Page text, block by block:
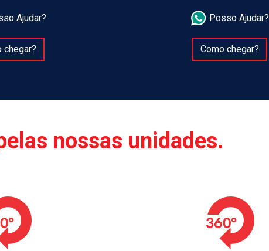
Ajudar?
chegar?
Posso Ajudar?
Como chegar?
nossas unidades.